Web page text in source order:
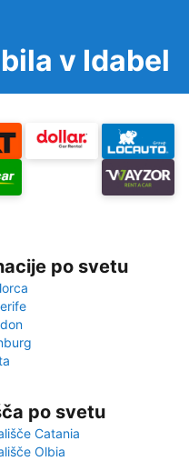
v Idabel
po svetu
po svetu
Catania
Olbia